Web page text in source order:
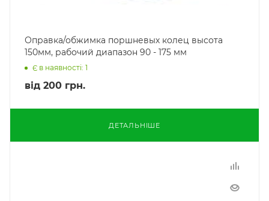
Оправка/обжимка поршневых колец высота
150мм, рабочий диапазон 90 - 175 мм
Є в наявності: 1
від 200 грн.
ДЕТАЛЬНІШЕ